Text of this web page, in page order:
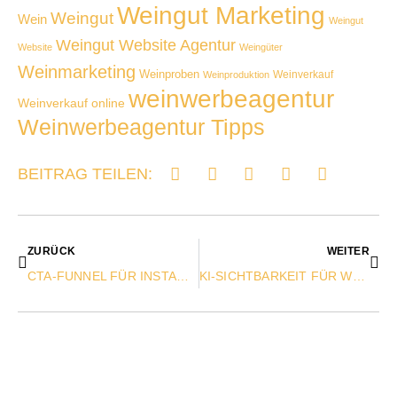
Wein WeingutWeingut Marketing Weingut
Website Weingut Website Agentur Weingüter
Weinmarketing Weinproben Weinproduktion Weinverkauf
Weinverkauf online weinwerbeagentur
Weinwerbeagentur Tipps
BEITRAG TEILEN:
ZURÜCK
CTA-FUNNEL FÜR INSTAGRAM & FACEBOOK: MEHR ANFRAGEN FÜR WEINGÜTER
WEITER
KI-SICHTBARKEIT FÜR WEINGÜTER: SO WIRST DU AUFFINDBAR